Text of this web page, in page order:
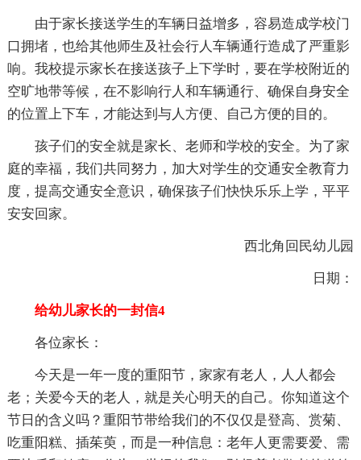
由于家长接送学生的车辆日益增多，容易造成学校门
口拥堵，也给其他师生及社会行人车辆通行造成了严重影
响。我校提示家长在接送孩子上下学时，要在学校附近的
空旷地带等候，在不影响行人和车辆通行、确保自身安全
的位置上下车，才能达到与人方便、自己方便的目的。
孩子们的安全就是家长、老师和学校的安全。为了家
庭的幸福，我们共同努力，加大对学生的交通安全教育力
度，提高交通安全意识，确保孩子们快快乐乐上学，平平
安安回家。
西北角回民幼儿园
日期：
给幼儿家长的一封信4
各位家长：
今天是一年一度的重阳节，家家有老人，人人都会
老；关爱今天的老人，就是关心明天的自己。你知道这个
节日的含义吗？重阳节带给我们的不仅仅是登高、赏菊、
吃重阳糕、插茱萸，而是一种信息：老年人更需要爱、需